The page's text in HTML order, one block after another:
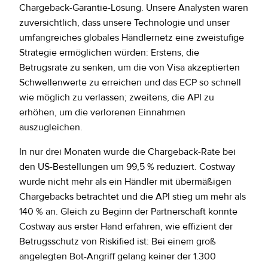
Chargeback-Garantie-Lösung. Unsere Analysten waren
zuversichtlich, dass unsere Technologie und unser
umfangreiches globales Händlernetz eine zweistufige
Strategie ermöglichen würden: Erstens, die
Betrugsrate zu senken, um die von Visa akzeptierten
Schwellenwerte zu erreichen und das ECP so schnell
wie möglich zu verlassen; zweitens, die API zu
erhöhen, um die verlorenen Einnahmen
auszugleichen.
In nur drei Monaten wurde die Chargeback-Rate bei
den US-Bestellungen um 99,5 % reduziert. Costway
wurde nicht mehr als ein Händler mit übermäßigen
Chargebacks betrachtet und die API stieg um mehr als
140 % an. Gleich zu Beginn der Partnerschaft konnte
Costway aus erster Hand erfahren, wie effizient der
Betrugsschutz von Riskified ist: Bei einem groß
angelegten Bot-Angriff gelang keiner der 1.300